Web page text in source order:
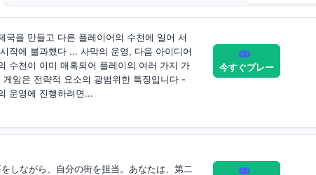
국을 만들고 다른 플레이어의 수천에 일어 서
작에 불과했다 ... 사막의 운영, 다음 아이디어
수천이 이미 매혹되어 플레이의 여러 가지 가
임은 전략적 요소의 광범위한 특징입니다 -
운영에 진행하려면...
今すぐプレー
しながら、自分の街を担当。あなたは、第二